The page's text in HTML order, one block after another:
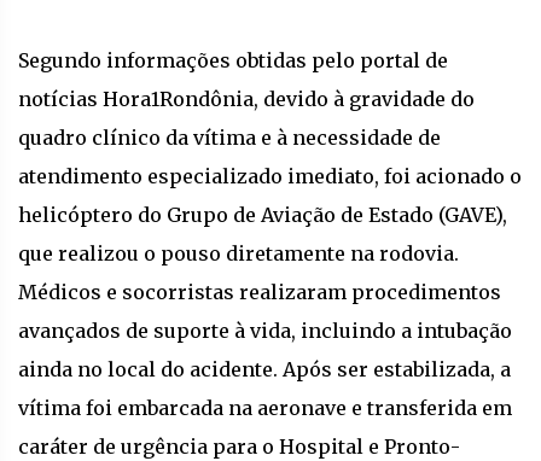
Segundo informações obtidas pelo portal de
notícias Hora1Rondônia, devido à gravidade do
quadro clínico da vítima e à necessidade de
atendimento especializado imediato, foi acionado o
helicóptero do Grupo de Aviação de Estado (GAVE),
que realizou o pouso diretamente na rodovia.
Médicos e socorristas realizaram procedimentos
avançados de suporte à vida, incluindo a intubação
ainda no local do acidente. Após ser estabilizada, a
vítima foi embarcada na aeronave e transferida em
caráter de urgência para o Hospital e Pronto-